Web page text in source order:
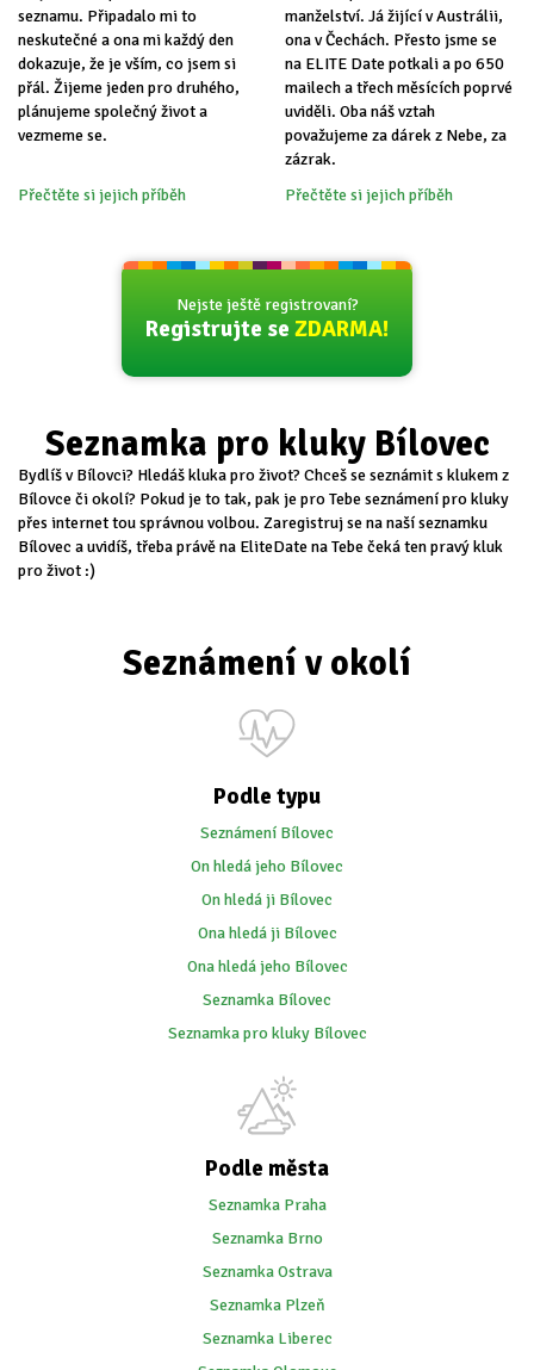
seznamu. Připadalo mi to
neskutečné a ona mi každý den
dokazuje, že je vším, co jsem si
přál. Žijeme jeden pro druhého,
plánujeme společný život a
vezmeme se.
Přečtěte si jejich příběh
manželství. Já žijící v Austrálii,
ona v Čechách. Přesto jsme se
na ELITE Date potkali a po 650
mailech a třech měsících poprvé
uviděli. Oba náš vztah
považujeme za dárek z Nebe, za
zázrak.
Přečtěte si jejich příběh
Nejste ještě registrovaní?
Registrujte se ZDARMA!
Seznamka pro kluky Bílovec
Bydlíš v Bílovci? Hledáš kluka pro život? Chceš se seznámit s klukem z
Bílovce či okolí? Pokud je to tak, pak je pro Tebe seznámení pro kluky
přes internet tou správnou volbou. Zaregistruj se na naší seznamku
Bílovec a uvidíš, třeba právě na EliteDate na Tebe čeká ten pravý kluk
pro život :)
Seznámení v okolí
Podle typu
Seznámení Bílovec
On hledá jeho Bílovec
On hledá ji Bílovec
Ona hledá ji Bílovec
Ona hledá jeho Bílovec
Seznamka Bílovec
Seznamka pro kluky Bílovec
Podle města
Seznamka Praha
Seznamka Brno
Seznamka Ostrava
Seznamka Plzeň
Seznamka Liberec